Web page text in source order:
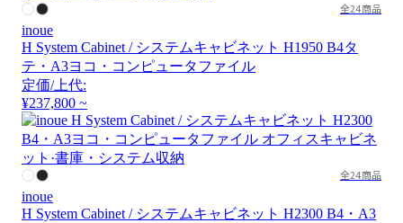
全24商品
inoue
H System Cabinet / システムキャビネット H1950 B4タ
テ・A3ヨコ・コンピュータファイル
定価/上代:
¥237,800 ~
全24商品
inoue
H System Cabinet / システムキャビネット H2300 B4・A3